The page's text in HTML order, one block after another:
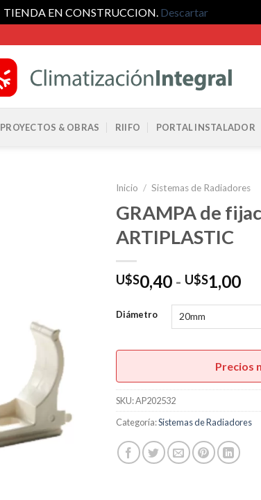
TIENDA EN CONSTRUCCION. Descartar
PROYECTOS & OBRAS RIIFO PORTAL INSTALADOR
Inicio / Sistemas de Radiadores
GRAMPA de
ARTIPLASTIC
U$S0,40 - U$S1,00
Diámetro
Precios
SKU:AP202532
Categoría:Sistemas de Radiadores